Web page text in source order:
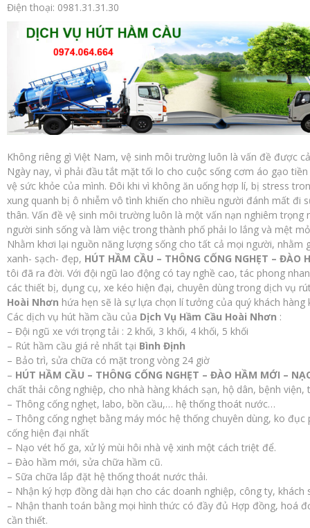
Điện thoại: 0981.31.31.30
Không riêng gì Việt Nam, vệ sinh môi trường luôn là vấn đề được
Ngày nay, vì phải đầu tắt mặt tối lo cho cuộc sống cơm áo gạo
vệ sức khỏe của mình. Đôi khi vì không ăn uống hợp lí, bị stress
xung quanh bị ô nhiễm vô tình khiến cho nhiều người đánh mất đi
thân. Vấn đề vệ sinh môi trường luôn là một vấn nạn nghiêm trọng
người sinh sống và làm việc trong thành phố phải lo lắng và mệt
Nhằm khơi lại nguồn năng lượng sống cho tất cả mọi người, nhằm
xanh- sạch- đẹp, HÚT HẦM CẦU – THÔNG CỐNG NGHẸT – ĐÀO
tôi đã ra đời. Với đội ngũ lao động có tay nghề cao, tác phong
các thiết bị, dụng cụ, xe kéo hiện đại, chuyên dùng trong dịch vụ
Hoài Nhơn hứa hẹn sẽ là sự lựa chọn lí tưởng của quý khách
Các dịch vụ hút hầm cầu của Dịch Vụ Hầm Cầu Hoài Nhơn :
– Đội ngũ xe với trọng tải : 2 khối, 3 khối, 4 khối, 5 khối
– Rút hầm cầu giá rẻ nhất tại Bình Định
– Bảo trì, sửa chữa có mặt trong vòng 24 giờ
– HÚT HẦM CẦU – THÔNG CỐNG NGHẸT – ĐÀO HẦM MỚI –
chất thải công nghiệp, cho nhà hàng khách sạn, hộ dân, bệnh viện,
– Thông cống nghẹt, labo, bồn cầu,… hệ thống thoát nước…
– Thông cống nghẹt bằng máy móc hệ thống chuyên dùng, ko
cống hiện đại nhất
– Nạo vét hố ga, xử lý mùi hôi nhà vệ xinh một cách triệt để.
– Đào hầm mới, sửa chữa hầm cũ.
– Sữa chữa lắp đặt hệ thống thoát nước thải.
– Nhận ký hợp đồng dài hạn cho các doanh nghiệp, công ty, khách
– Nhận thanh toán bằng mọi hình thức có đầy đủ Hợp đồng, hoá
cần thiết.